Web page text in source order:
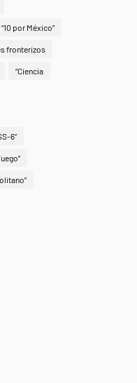
“10 por México”
fronterizos
“Ciencia
6”